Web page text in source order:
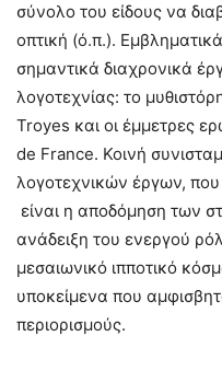
σύνολο του είδους να
οπτική (ό.π.).
σημαντικά διαχρονικά
λογοτεχνίας: το
Troyes και οι έμμετρες
de France. Κοινή
λογοτεχνικών έργων,
είναι η αποδόμηση των
ανάδειξη του ενεργού
μεσαιωνικό ιπποτικό
υποκείμενα που
περιορισμούς.